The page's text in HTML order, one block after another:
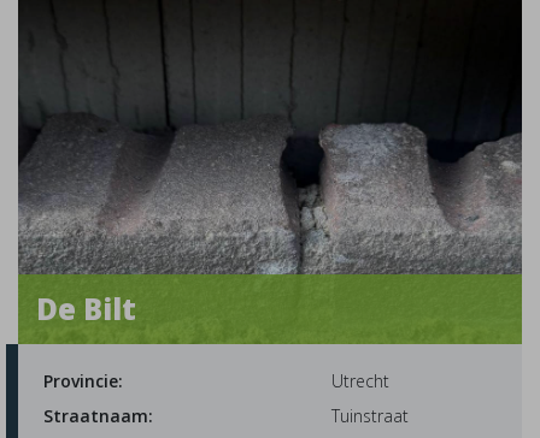
De Bilt
Provincie:
Utrecht
Straatnaam:
Tuinstraat